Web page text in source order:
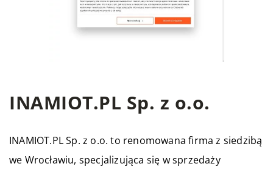
INAMIOT.PL Sp. z o.o.
INAMIOT.PLSp. z o.o. to renomowana firma z siedzibą
we Wrocławiu, specjalizująca się w sprzedaży